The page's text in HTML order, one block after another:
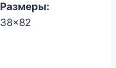
Размеры:
38x82